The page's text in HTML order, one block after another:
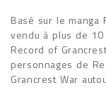
Basé sur le manga
vendu à plus de
Record of
personnages de
Grancrest War